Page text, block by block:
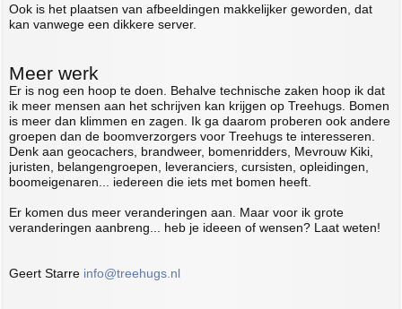
Ook is het plaatsen van afbeeldingen makkelijker geworden, dat
kan vanwege een dikkere server.
Meer werk
Er is nog een hoop te doen. Behalve technische zaken hoop ik dat
ik meer mensen aan het schrijven kan krijgen op Treehugs. Bomen
is meer dan klimmen en zagen. Ik ga daarom proberen ook andere
groepen dan de boomverzorgers voor Treehugs te interesseren.
Denk aan geocachers, brandweer, bomenridders, Mevrouw Kiki,
juristen, belangengroepen, leveranciers, cursisten, opleidingen,
boomeigenaren... iedereen die iets met bomen heeft.
Er komen dus meer veranderingen aan. Maar voor ik grote
veranderingen aanbreng... heb je ideeen of wensen? Laat weten!
Geert Starre info@treehugs.nl